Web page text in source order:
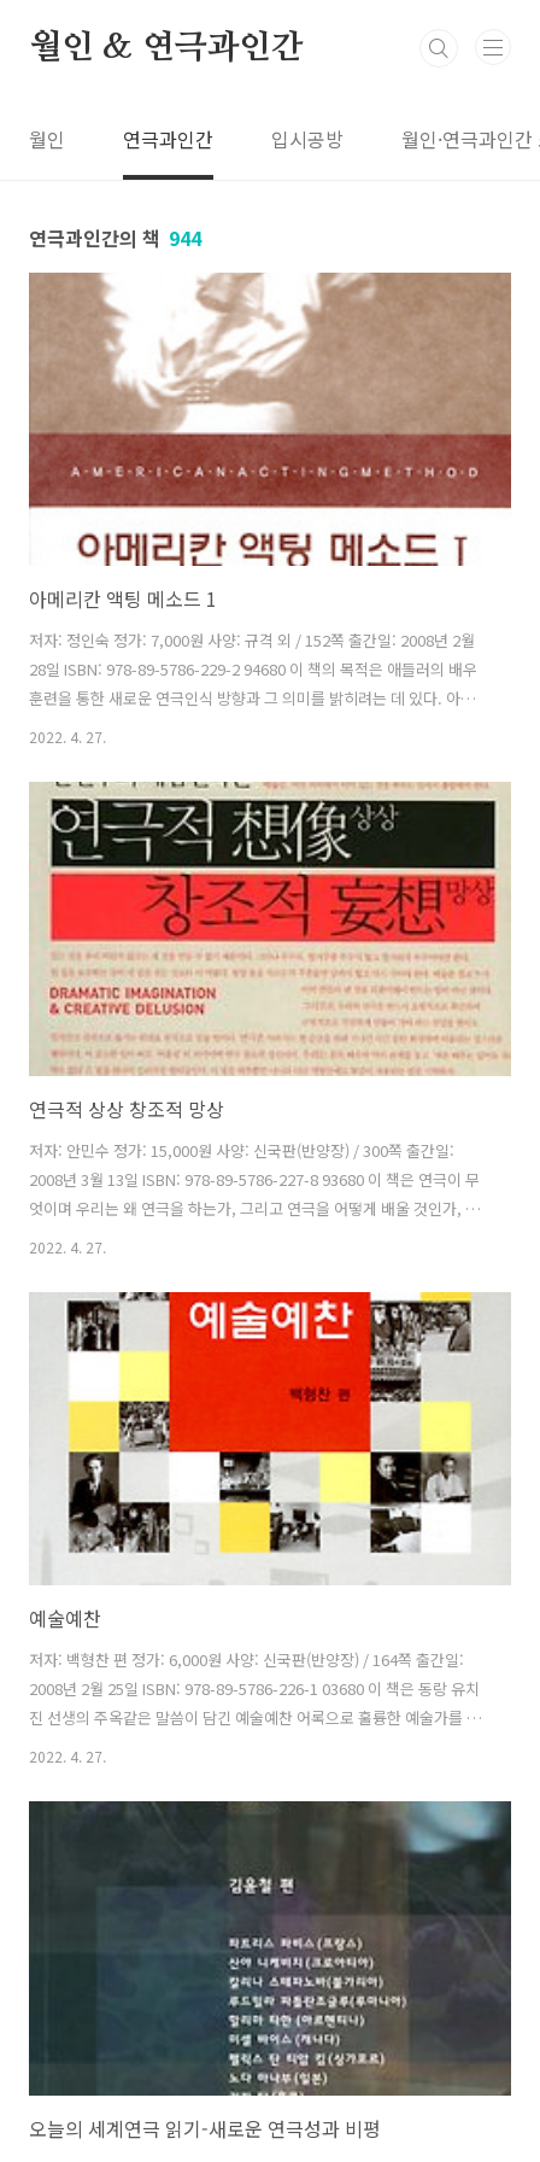
월인 & 연극과인간
월인 연극과인간 입시공방 월인·연극과인간
연극과인간의 책 944
아메리칸 액팅 메소드 1
저자: 정인숙 정가: 7,000원 사양: 규격 외 / 152쪽 출간일: 2008년 2월
28일 ISBN: 978-89-5786-229-2 94680 이 책의 목적은 애들러의 배우
훈련을 통한 새로운 연극인식 방향과 그 의미를 밝히려는 데 있다. 아울
러 배우의 기본 자질을 연마, 창조하는 연기술 전반에 관해 대안의 훈련
지지 않았던 애들러의 메소드 소개에 있다. 아울러 이를 통해 우리의 연
극 현실을 예술적으로 어느 정도 자극할 것인지 가늠할 만한 계기가 마련
되었다는 점이다. 차례 머리글 Ⅰ. 아메리칸 메소드와 연극이론의 분화
1. 스타니슬랍스키와 애들러 2. 러시아 연극과 미국 연극 : 다름과 차이
Ⅱ. 스텔라 애들러의 배우 훈련 이론 ..
2022. 4. 27.
연극적 상상 창조적 망상
저자: 안민수 정가: 15,000원 사양: 신국판(반양장) / 300쪽 출간일:
2008년 3월 13일 ISBN: 978-89-5786-227-8 93680 이 책은 연극이 무
엇이며 우리는 왜 연극을 하는가, 그리고 연극을 어떻게 배울 것인가, 또
어떤 원리를 근거로 해서 연극을 만들 것이며 어떤 기술이 필요한가 등을
보는, 비교적 알기 쉬운 순서로 짜여졌다. 차례 머리말 Ⅰ. 연극은 진선미
의 요지경 1. 위대한 스승이 주신 화두 2. 구원으로서의 연극 Ⅱ. 스스로
깨닫는 길에서 1. 영감(靈感)인가 기술인가 2. 연극을 가르치고 배우는
일 3. 훌륭한 연극인은 극장에서 나온다 Ⅲ. 요지경을 만드는 원리 1. 운
동의 참모습 2. 행동하..
2022. 4. 27.
예술예찬
저자: 백형찬 편 정가: 6,000원 사양: 신국판(반양장) / 164쪽 출간일:
2008년 2월 25일 ISBN: 978-89-5786-226-1 03680 이 책은 동랑 유치
진 선생의 주옥같은 말씀이 담긴 예술예찬 어록으로 훌륭한 예술가를 꿈
꾸는 많은 젊은이들에게 앞서 간 선배 예술가의 빛나는 예술정신을 보여
랑의 예술세계를 생생하게 담았다. 그래서 원문을 현대적인 표현으로 다
듬고 관련 사진도 함께 넣어 쉽게 가지고 다니면서 언제 어디서나 펼쳐
볼 수 있도록 엮었으며, ‘동랑의 삶과 예술정신’, ‘동랑의 예술교육사상
고찰’이라는 글도 넣어 동랑을 좀더 가깝게 그리고 깊이 접해보는 기회가
2022. 4. 27.
오늘의 세계연극 읽기-새로운 연극성과 비평